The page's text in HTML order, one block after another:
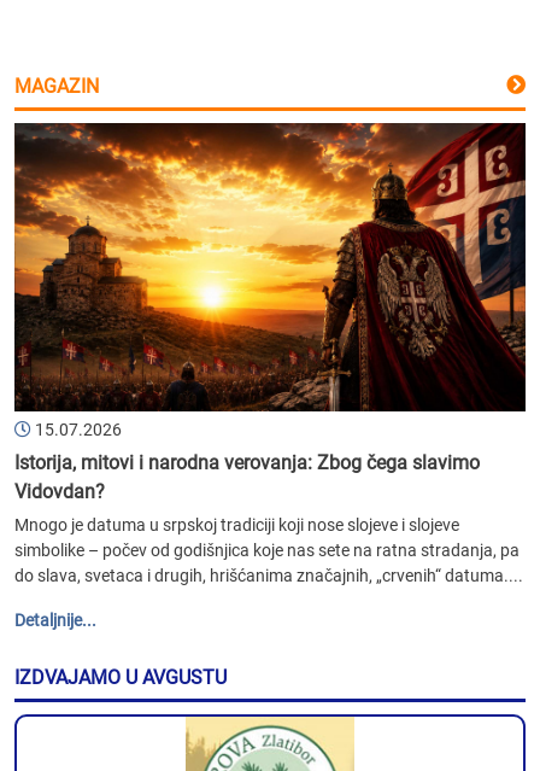
MAGAZIN
15.07.2026
Istorija, mitovi i narodna verovanja: Zbog čega slavimo
Vidovdan?
Mnogo je datuma u srpskoj tradiciji koji nose slojeve i slojeve
simbolike – počev od godišnjica koje nas sete na ratna stradanja, pa
do slava, svetaca i drugih, hrišćanima značajnih, „crvenih“ datuma....
Detaljnije...
IZDVAJAMO U AVGUSTU